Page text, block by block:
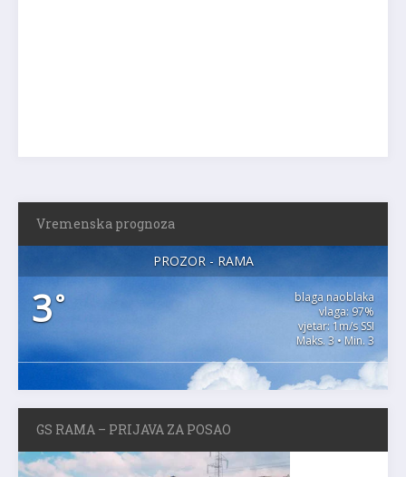
Vremenska prognoza
PROZOR - RAMA
3°
blaga naoblaka
vlaga: 97%
vjetar: 1m/s SSI
Maks. 3 • Min. 3
GS RAMA – PRIJAVA ZA POSAO